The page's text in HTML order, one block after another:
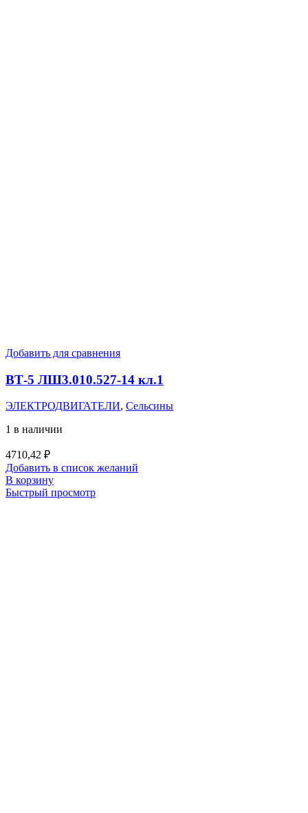
Добавить для сравнения
ВТ-5 ЛШ3.010.527-14 кл.1
ЭЛЕКТРОДВИГАТЕЛИ, Сельсины
1 в наличии
4710,42 ₽
Добавить в список желаний
В корзину
Быстрый просмотр